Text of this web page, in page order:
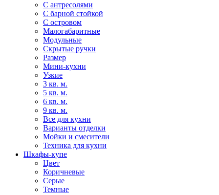
С антресолями
С барной стойкой
С островом
Малогабаритные
Модульные
Скрытые ручки
Размер
Мини-кухни
Узкие
3 кв. м.
5 кв. м.
6 кв. м.
9 кв. м.
Все для кухни
Варианты отделки
Мойки и смесители
Техника для кухни
Шкафы-купе
Цвет
Коричневые
Серые
Темные